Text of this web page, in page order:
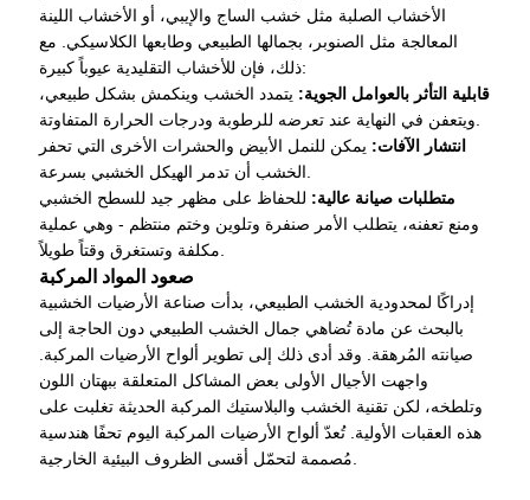
الأخشاب الصلبة مثل خشب الساج والإيبي، أو الأخشاب اللينة
المعالجة مثل الصنوبر، بجمالها الطبيعي وطابعها الكلاسيكي. مع
ذلك، فإن للأخشاب التقليدية عيوباً كبيرة:
قابلية التأثر بالعوامل الجوية: يتمدد الخشب وينكمش بشكل طبيعي،
انتشار الآفات: يمكن للنمل الأبيض والحشرات الأخرى التي تحفر
متطلبات صيانة عالية: للحفاظ على مظهر جيد للسطح الخشبي
ومنع تعفنه، يتطلب الأمر صنفرة وتلوين وختم منتظم - وهي عملية
صعود المواد المركبة
إدراكًا لمحدودية الخشب الطبيعي، بدأت صناعة الأرضيات الخشبية
بالبحث عن مادة تُضاهي جمال الخشب الطبيعي دون الحاجة إلى
صيانته المُرهقة. وقد أدى ذلك إلى تطوير ألواح الأرضيات المركبة.
واجهت الأجيال الأولى بعض المشاكل المتعلقة ببهتان اللون
وتلطخه، لكن تقنية الخشب والبلاستيك المركبة الحديثة تغلبت على
هذه العقبات الأولية. تُعدّ ألواح الأرضيات المركبة اليوم تحفًا هندسية